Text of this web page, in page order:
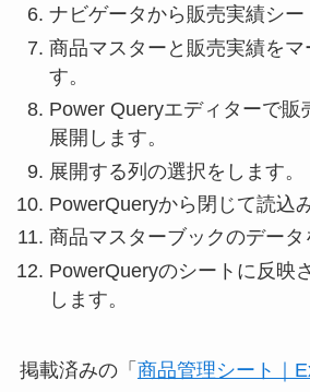
ナビゲータから販売実績シー
商品マスターと販売実績をマ
す。
Power Queryエディターで販
展開します。
展開する列の選択をします。
PowerQueryから閉じて読込
商品マスターブックのデータ
PowerQueryのシートに反映
します。
掲載済みの「 商品管理シート｜